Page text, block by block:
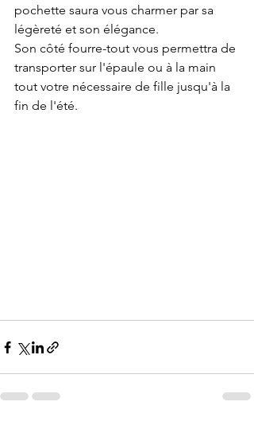
pochette saura vous charmer par sa
légèreté et son élégance.
Son côté fourre-tout vous permettra de
transporter sur l'épaule ou à la main
tout votre nécessaire de fille jusqu'à la
fin de l'été.